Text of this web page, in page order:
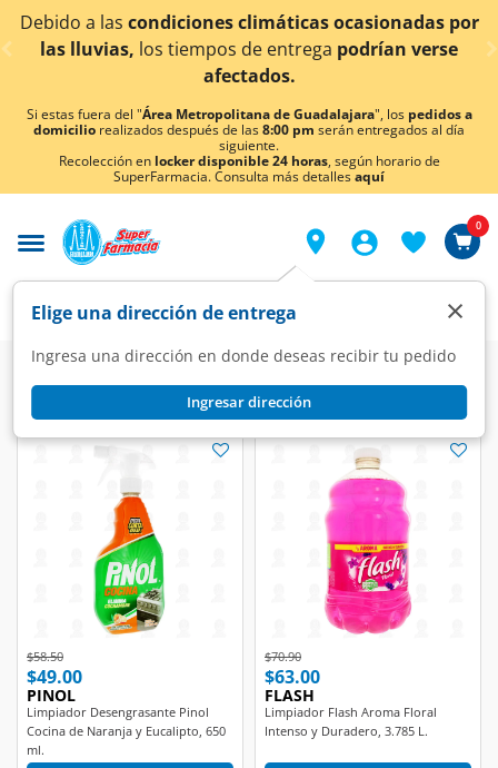
< div class="carousel-inner">
Debido a las condiciones climáticas ocasionadas por
las lluvias, los tiempos de entrega podrían verse
afectados.
Si estas fuera del "Área Metropolitana de Guadalajara", los pedidos a
domicilio realizados después de las8:00 pm serán entregados al día
siguiente.
Recolección en locker disponible 24 horas, según horario de
SuperFarmacia. Consulta más detallesaquí
Elige una dirección de entrega
Ingresa una dirección en donde deseas recibir tu pedido
Ingresar dirección
×
0
Flash/Pinol/Cloralex(3 productos)
Price reduced from
$58.50to
$49.00
PINOL
Limpiador Desengrasante Pinol
Cocina de Naranja y Eucalipto, 650
ml.
Price reduced from
$70.90to
$63.00
FLASH
Limpiador Flash Aroma Floral
Intenso y Duradero, 3.785 L.